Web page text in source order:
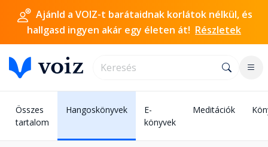
Ajánld a VOIZ-t barátaidnak korlátok nélkül, és
hallgasd ingyen akár egy életen át! Részletek
Összes
tartalom
Hangoskönyvek
E-
könyvek
Meditációk